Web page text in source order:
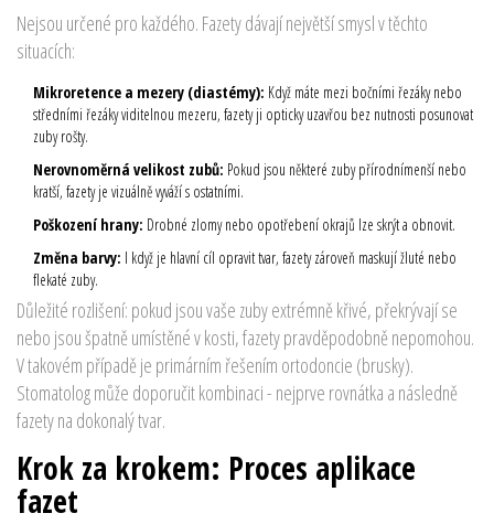
Nejsou určené pro každého. Fazety dávají největší smysl v těchto
situacích:
Mikroretence a mezery (diastémy): Když máte mezi bočními řezáky nebo
středními řezáky viditelnou mezeru, fazety ji opticky uzavřou bez nutnosti posunovat
zuby rošty.
Nerovnoměrná velikost zubů: Pokud jsou některé zuby přírodnímenší nebo
kratší, fazety je vizuálně vyváží s ostatními.
Poškození hrany: Drobné zlomy nebo opotřebení okrajů lze skrýt a obnovit.
Změna barvy: I když je hlavní cíl opravit tvar, fazety zároveň maskují žluté nebo
flekaté zuby.
Důležité rozlišení: pokud jsou vaše zuby extrémně křivé, překrývají se
nebo jsou špatně umístěné v kosti, fazety pravděpodobně nepomohou.
V takovém případě je primárním řešením ortodoncie (brusky).
Stomatolog může doporučit kombinaci - nejprve rovnátka a následně
fazety na dokonalý tvar.
Krok za krokem: Proces aplikace
fazet